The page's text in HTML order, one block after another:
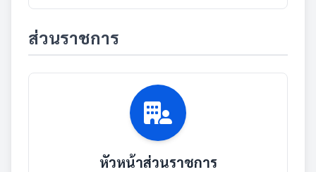
ส่วนราชการ
หัวหน้าส่วนราชการ